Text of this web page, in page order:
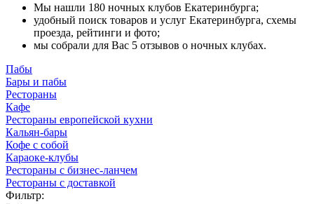
Мы нашли 180 ночных клубов Екатеринбурга;
удобный поиск товаров и услуг Екатеринбурга, схемы
проезда, рейтинги и фото;
мы собрали для Вас 5 отзывов о ночных клубах.
Пабы
Бары и пабы
Рестораны
Кафе
Рестораны европейской кухни
Кальян-бары
Кофе с собой
Караоке-клубы
Рестораны с бизнес-ланчем
Рестораны с доставкой
Фильтр: